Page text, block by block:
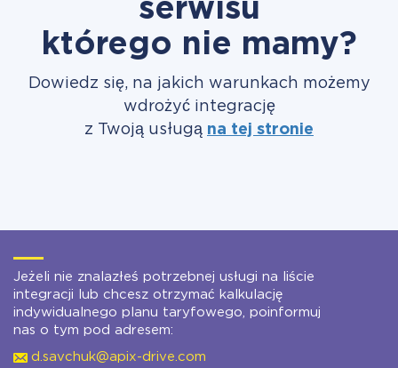
serwisu
którego nie mamy?
Dowiedz się, na jakich warunkach możemy
wdrożyć integrację
z Twoją usługą na tej stronie
Jeżeli nie znalazłeś potrzebnej usługi na liście
integracji lub chcesz otrzymać kalkulację
indywidualnego planu taryfowego, poinformuj
nas o tym pod adresem:
d.savchuk@apix-drive.com